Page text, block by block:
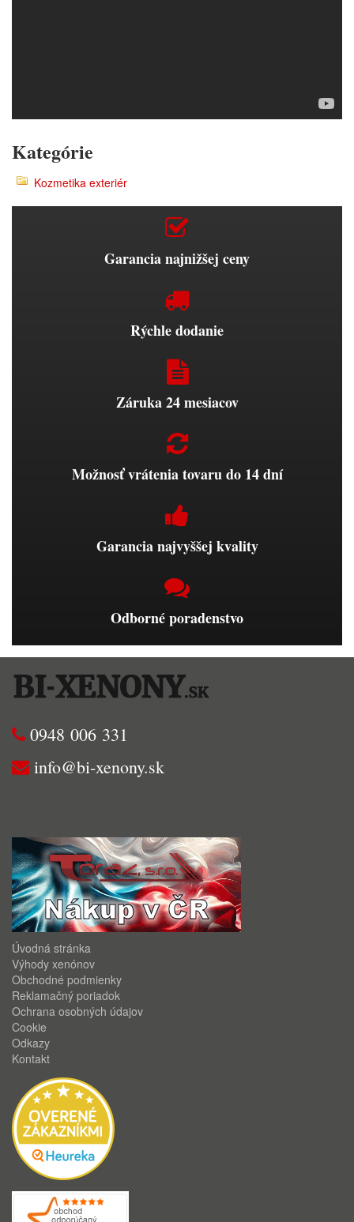
Kategórie
Kozmetika exteriér
Garancia najnižšej ceny
Rýchle dodanie
Záruka 24 mesiacov
Možnosť vrátenia tovaru do 14 dní
Garancia najvyššej kvality
Odborné poradenstvo
0948 006 331
info@bi-xenony.sk
Úvodná stránka
Výhody xenónov
Obchodné podmienky
Reklamačný poriadok
Ochrana osobných údajov
Cookie
Odkazy
Kontakt